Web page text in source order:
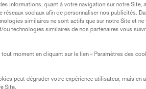
ce conseil avant de le
technique pour pouvoir
spécifique. Validez avec
informations, quant à votre navigation sur notre Site,
sociaux afin de personnaliser nos publicités.
similaires ne sont actifs que sur notre Site et ne
ou technologies similaires de nos partenaires vous
moment en cliquant sur le lien « Paramètres des
peut dégrader votre expérience utilisateur, mais en
Site.